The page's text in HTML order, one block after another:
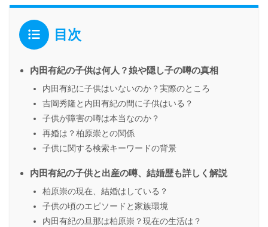
目次
内田有紀の子供は何人？娘や隠し子の噂の真相
内田有紀に子供はいないのか？実際のところ
吉岡秀隆と内田有紀の間に子供はいる？
子供が障害の噂は本当なのか？
再婚は？柏原崇との関係
子供に関する検索キーワードの背景
内田有紀の子供と出産の噂、結婚歴も詳しく解説
柏原崇の現在、結婚はしている？
子供の頃のエピソードと家族環境
内田有紀の旦那は柏原崇？現在の生活は？